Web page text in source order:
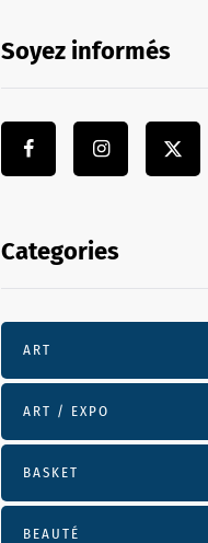
Soyez informés
Categories
ART
ART / EXPO
BASKET
BEAUTÉ